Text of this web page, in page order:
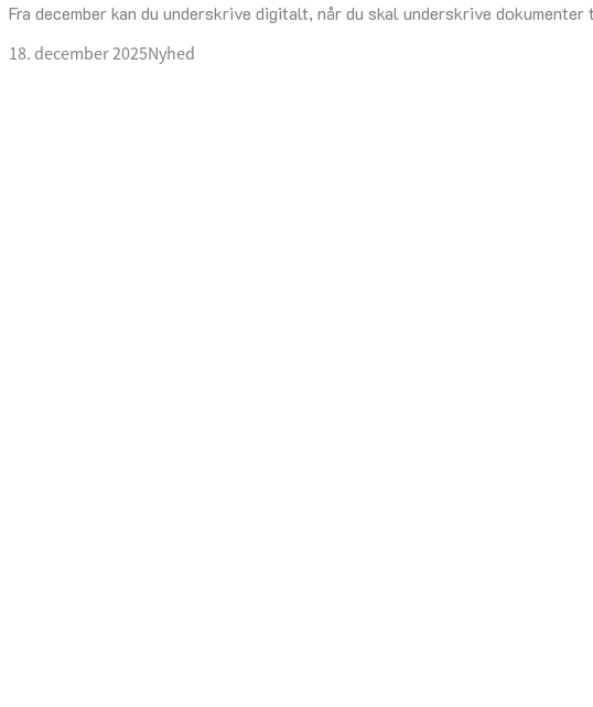
Fra december kan du underskrive digitalt, når du skal underskrive
18. december 2025Nyhed